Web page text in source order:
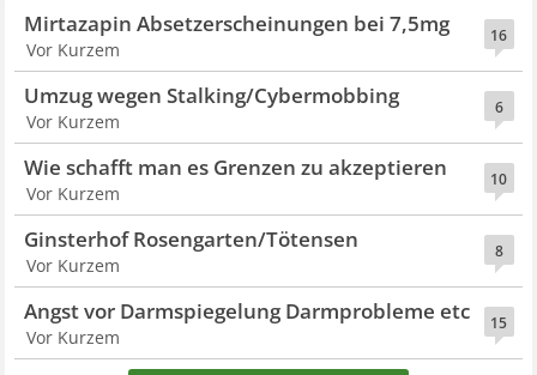
16
Mirtazapin Absetzerscheinungen bei 7,5mg
Vor Kurzem
6
Umzug wegen Stalking/Cybermobbing
Vor Kurzem
10
Wie schafft man es Grenzen zu akzeptieren
Vor Kurzem
8
Ginsterhof Rosengarten/Tötensen
Vor Kurzem
15
Angst vor Darmspiegelung Darmprobleme etc
Vor Kurzem